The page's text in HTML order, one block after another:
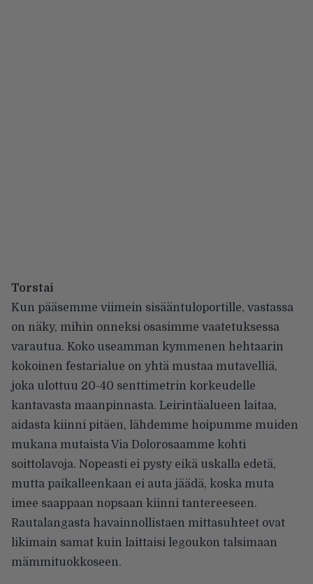
Torstai
Kun pääsemme viimein sisääntuloportille, vastassa
on näky, mihin onneksi osasimme vaatetuksessa
varautua. Koko useamman kymmenen hehtaarin
kokoinen festarialue on yhtä mustaa mutavelliä,
joka ulottuu 20-40 senttimetrin korkeudelle
kantavasta maanpinnasta. Leirintäalueen laitaa,
aidasta kiinni pitäen, lähdemme hoipumme muiden
mukana mutaista Via Dolorosaamme kohti
soittolavoja. Nopeasti ei pysty eikä uskalla edetä,
mutta paikalleenkaan ei auta jäädä, koska muta
imee saappaan nopsaan kiinni tantereeseen.
Rautalangasta havainnollistaen mittasuhteet ovat
likimain samat kuin laittaisi legoukon talsimaan
mämmituokkoseen.